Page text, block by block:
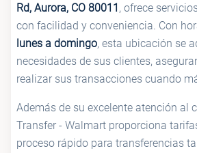
Rd, Aurora, CO 80011 , ofrece
con facilidad y conveniencia. Con
lunes a domingo, esta ubicación se
necesidades de sus clientes,
realizar sus transacciones cuando
Además de su excelente atención al
Transfer - Walmart proporciona
proceso rápido para transferencias